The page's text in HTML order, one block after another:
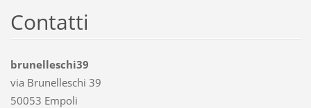
Contatti
brunelleschi39
via Brunelleschi 39
50053 Empoli